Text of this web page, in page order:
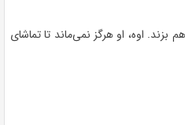
بزند. اوه، او هرگز نمی‌ماند تا تماشای